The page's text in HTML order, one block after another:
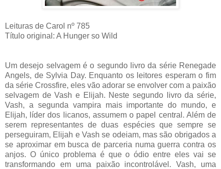
Leituras de Carol nº 785
Título original: A Hunger so Wild
Um desejo selvagem é o segundo livro da série Renegade
Angels, de Sylvia Day. Enquanto os leitores esperam o fim
da série Crossfire, eles vão adorar se envolver com a paixão
selvagem de Vash e Elijah. Neste segundo livro da série,
Vash, a segunda vampira mais importante do mundo, e
Elijah, líder dos licanos, assumem o papel central. Além de
serem representantes de duas espécies que sempre se
perseguiram, Elijah e Vash se odeiam, mas são obrigados a
se aproximar em busca de parceria numa guerra contra os
anjos. O único problema é que o ódio entre eles vai se
transformando em uma paixão incontrolável. Vash, uma